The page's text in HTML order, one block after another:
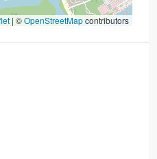
| ©OpenStreetMapcontributors